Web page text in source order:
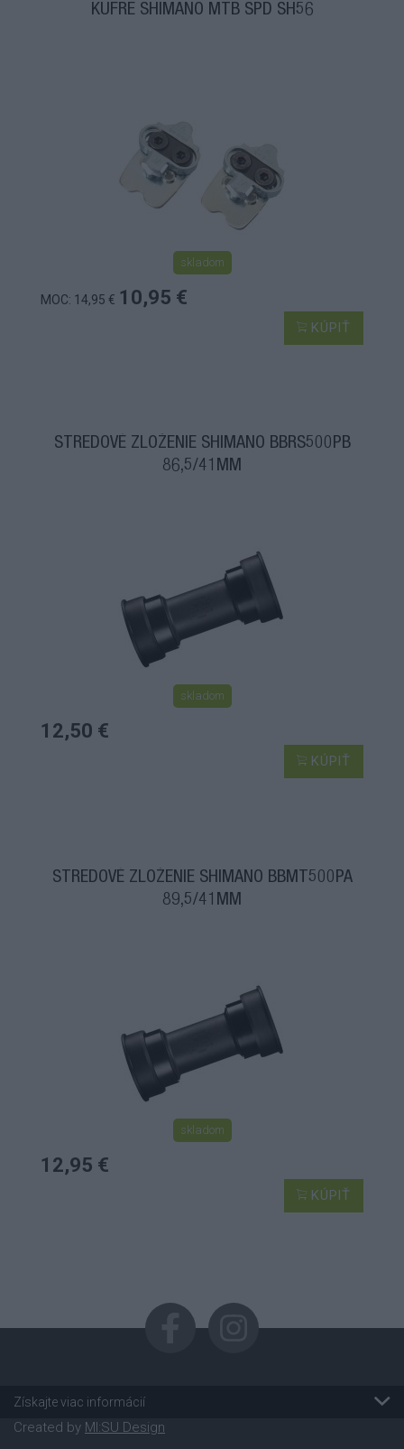
KUFRE SHIMANO MTB SPD SH56
skladom
MOC: 14,95 € 10,95 €
KÚPIŤ
STREDOVÉ ZLOŽENIE SHIMANO BBRS500PB
86,5/41MM
skladom
12,50 €
KÚPIŤ
STREDOVÉ ZLOŽENIE SHIMANO BBMT500PA
89,5/41MM
skladom
12,95 €
KÚPIŤ
Získajte viac informácií
Created by MI:SU Design